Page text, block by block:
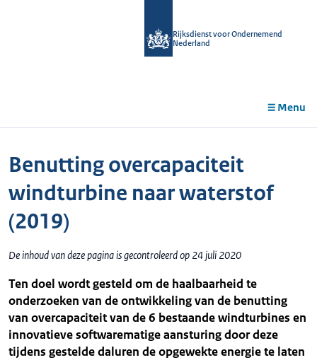
Rijksdienst voor Ondernemend
Nederland
Menu
Benutting overcapaciteit
windturbine naar waterstof
(2019)
De inhoud van deze pagina is gecontroleerd op 24 juli 2020
Ten doel wordt gesteld om de haalbaarheid te
onderzoeken van de ontwikkeling van de benutting
van overcapaciteit van de 6 bestaande windturbines en
innovatieve softwarematige aansturing door deze
tijdens gestelde daluren de opgewekte energie te laten